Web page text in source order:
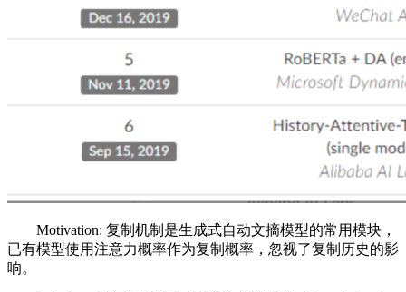
Motivation: 复制机制是生成式自动文摘模型的常用模块，
已有模型使用注意力概率作为复制概率，忽视了复制历史的影
响。